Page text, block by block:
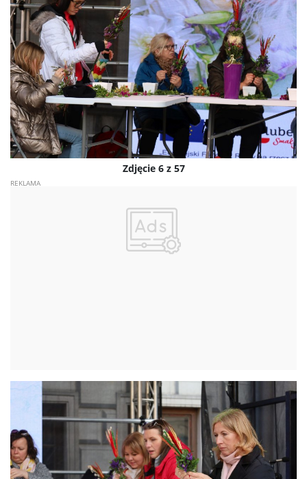
Zdjęcie 6 z 57